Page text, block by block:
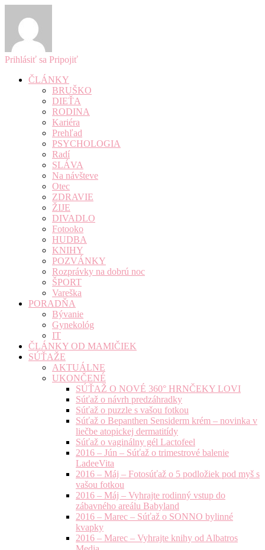
Prihlásiť sa Pripojiť
ČLÁNKY
BRUŠKO
DIEŤA
RODINA
Kariéra
Prehľad
PSYCHOLOGIA
Radí
SLÁVA
Na návšteve
Otec
ZDRAVIE
ŽIJE
DIVADLO
Fotooko
HUDBA
KNIHY
POZVÁNKY
Rozprávky na dobrú noc
ŠPORT
Vareška
PORADŇA
Bývanie
Gynekológ
IT
ČLÁNKY OD MAMIČIEK
SÚŤAŽE
AKTUÁLNE
UKONČENÉ
SÚŤAŽ O NOVÉ 360° HRNČEKY LOVI
Súťaž o návrh predzáhradky
Súťaž o puzzle s vašou fotkou
Súťaž o Bepanthen Sensiderm krém – novinka v
liečbe atopickej dermatitídy
Súťaž o vaginálny gél Lactofeel
2016 – Jún – Súťaž o trimestrové balenie
LadeeVita
2016 – Máj – Fotosúťaž o 5 podložiek pod myš s
vašou fotkou
2016 – Máj – Vyhrajte rodinný vstup do
zábavného areálu Babyland
2016 – Marec – Súťaž o SONNO bylinné
kvapky
2016 – Marec – Vyhrajte knihy od Albatros